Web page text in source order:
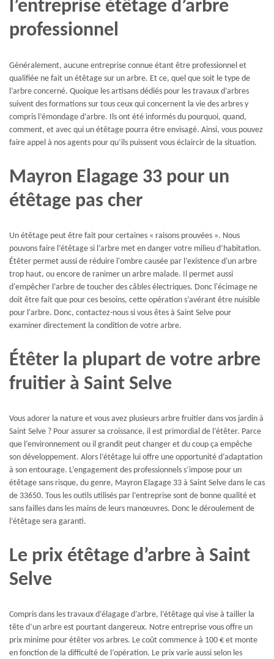
l’entreprise étêtage d’arbre
professionnel
Généralement, aucune entreprise connue étant être professionnel et
qualifiée ne fait un étêtage sur un arbre. Et ce, quel que soit le type de
l’arbre concerné. Quoique les artisans dédiés pour les travaux d’arbres
suivent des formations sur tous ceux qui concernent la vie des arbres y
compris l’émondage d’arbre. Ils ont été informés du pourquoi, quand,
comment, et avec qui un étêtage pourra être envisagé. Ainsi, vous pouvez
faire appel à nos agents pour qu’ils puissent vous éclaircir de la situation.
Mayron Elagage 33 pour un
étêtage pas cher
Un étêtage peut être fait pour certaines « raisons prouvées ». Nous
pouvons faire l’étêtage si l’arbre met en danger votre milieu d’habitation.
Étêter permet aussi de réduire l'ombre causée par l’existence d'un arbre
trop haut, ou encore de ranimer un arbre malade. Il permet aussi
d'empêcher l’arbre de toucher des câbles électriques. Donc l'écimage ne
doit être fait que pour ces besoins, cette opération s’avérant être nuisible
pour l'arbre. Donc, contactez-nous si vous êtes à Saint Selve pour
examiner directement la condition de votre arbre.
Étêter la plupart de votre arbre
fruitier à Saint Selve
Vous adorer la nature et vous avez plusieurs arbre fruitier dans vos jardin à
Saint Selve ? Pour assurer sa croissance, il est primordial de l’étêter. Parce
que l’environnement ou il grandit peut changer et du coup ça empêche
son développement. Alors l’étêtage lui offre une opportunité d’adaptation
à son entourage. L’engagement des professionnels s’impose pour un
étêtage sans risque, du genre, Mayron Elagage 33 à Saint Selve dans le cas
de 33650. Tous les outils utilisés par l’entreprise sont de bonne qualité et
sans failles dans les mains de leurs manœuvres. Donc le déroulement de
l’étêtage sera garanti.
Le prix étêtage d’arbre à Saint
Selve
Compris dans les travaux d’élagage d’arbre, l’étêtage qui vise à tailler la
tête d’un arbre est pourtant dangereux. Notre entreprise vous offre un
prix minime pour étêter vos arbres. Le coût commence à 100 € et monte
en fonction de la difficulté de l’opération. Le prix varie aussi selon les